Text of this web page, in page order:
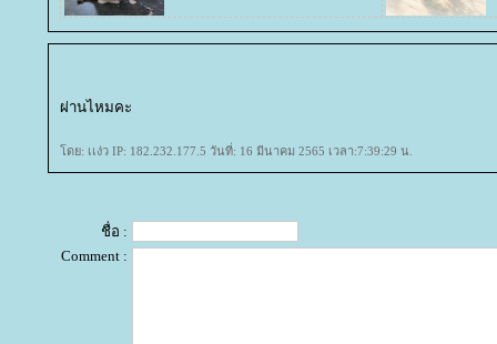
ผ่านไหมคะ
ดย: เเง่ว IP: 182.232.177.5 วันที่: 16 มีนาคม 2565 เวลา:7:39:29 น.
ชื่อ :
Comment :